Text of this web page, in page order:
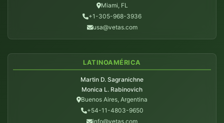
Miami, FL
+1-305-968-3936
usa@vetas.com
LATINOAMÉRICA
Martin D. Sagranichne
Monica L. Rabinovich
Buenos Aires, Argentina
+54-11-4803-9650
info@vetas.com